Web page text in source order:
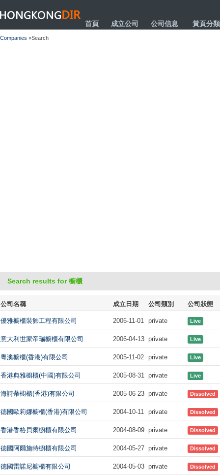
HONGKONGDIR
首頁 成立公司 公司信息 黃頁分類
Companies »Search
Search results for 櫥櫃
公司名稱 成立日期 公司類別 公司狀態
優雅櫥櫃裝飾工程有限公司 2006-11-01 private Live
意大利世家帝瑞櫥櫃有限公司 2006-04-13 private Live
粵澳櫥櫃(香港)有限公司 2005-11-02 private Live
香港典雅櫥櫃(中國)有限公司 2005-08-31 private Live
海詩蒂櫥櫃(香港)有限公司 2005-06-23 private Dissolved
德國歐莉娜櫥櫃(香港)有限公司 2004-10-11 private Dissolved
香港香格貝爾櫥櫃有限公司 2004-08-09 private Dissolved
德國阿爾施特櫥櫃有限公司 2004-05-27 private Dissolved
德國雷諾尼櫥櫃有限公司 2004-05-03 private Dissolved